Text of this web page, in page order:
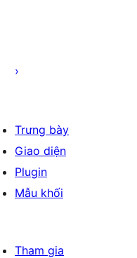
Trưng bày
Giao diện
Plugin
Mẫu khối
Tham gia